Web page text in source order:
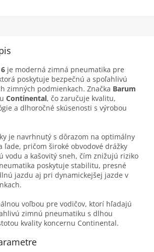
je moderná zimná pneumatika pre
poskytuje bezpečnú a spoľahlivú
zimných podmienkach. Značka Barum
Continental, čo zaručuje kvalitu,
a dlhoročné skúsenosti s výrobou
je navrhnutý s dôrazom na optimálny
ľade, pričom široké obvodové drážky
vodu a kašovitý sneh, čím znižujú riziko
poskytuje stabilitu, presné
jazdu aj pri dynamickejšej jazde v
voľbou pre vodičov, ktorí hľadajú
zimnú pneumatiku s dlhou
kvality koncernu Continental.